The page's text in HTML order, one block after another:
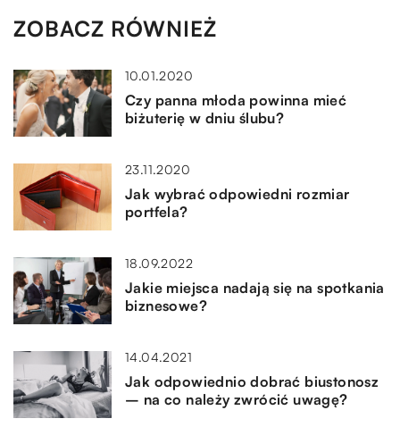
ZOBACZ RÓWNIEŻ
10.01.2020
Czy panna młoda powinna mieć
biżuterię w dniu ślubu?
23.11.2020
Jak wybrać odpowiedni rozmiar
portfela?
18.09.2022
Jakie miejsca nadają się na spotkania
biznesowe?
14.04.2021
Jak odpowiednio dobrać biustonosz
– na co należy zwrócić uwagę?